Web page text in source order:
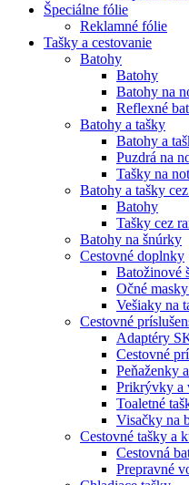
Špeciálne fólie
Reklamné fólie
Tašky a cestovanie
Batohy
Batohy
Batohy na
Reflexné
Batohy a tašky
Batohy a
Puzdrá na
Tašky na
Batohy a tašky
Batohy
Tašky cez
Batohy na šnúrky
Cestovné doplnky
Batožinové
Očné
Vešiaky na
Cestovné
Adaptéry
Cestovné
Peňaženky
Prikrývky a
Toaletné
Visačky na
Cestovné tašky a
Cestovná
Prepravné